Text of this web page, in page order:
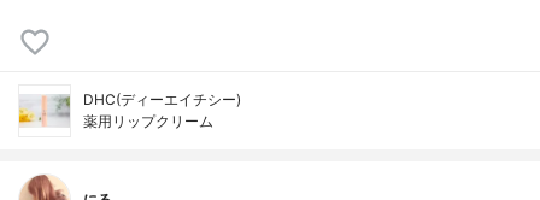
DHC(ディーエイチシー)
薬用リップクリーム